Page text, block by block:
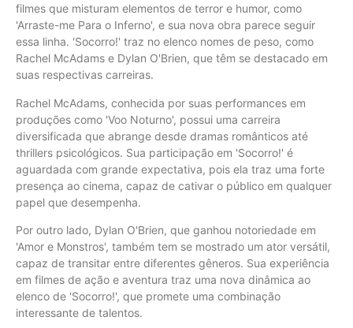
filmes que misturam elementos de terror e humor, como
'Arraste-me Para o Inferno', e sua nova obra parece seguir
essa linha. 'Socorro!' traz no elenco nomes de peso, como
Rachel McAdams e Dylan O'Brien, que têm se destacado em
suas respectivas carreiras.
Rachel McAdams, conhecida por suas performances em
produções como 'Voo Noturno', possui uma carreira
diversificada que abrange desde dramas românticos até
thrillers psicológicos. Sua participação em 'Socorro!' é
aguardada com grande expectativa, pois ela traz uma forte
presença ao cinema, capaz de cativar o público em qualquer
papel que desempenha.
Por outro lado, Dylan O'Brien, que ganhou notoriedade em
'Amor e Monstros', também tem se mostrado um ator versátil,
capaz de transitar entre diferentes gêneros. Sua experiência
em filmes de ação e aventura traz uma nova dinâmica ao
elenco de 'Socorro!', que promete uma combinação
interessante de talentos.